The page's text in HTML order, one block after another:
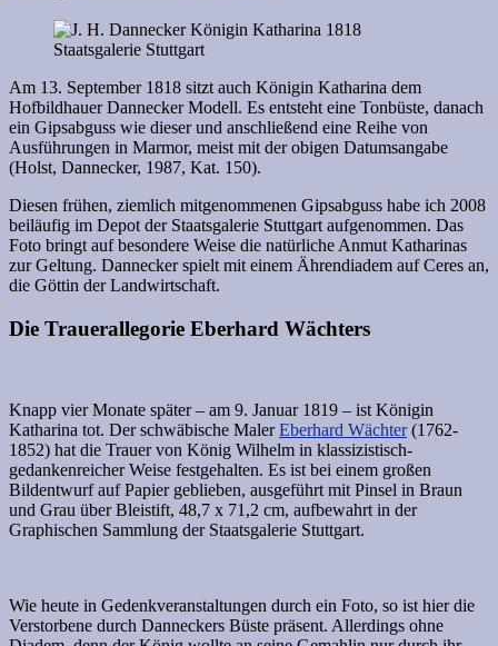
Am 13. September 1818 sitzt auch Königin Katharina dem
Hofbildhauer Dannecker Modell. Es entsteht eine Tonbüste, danach
ein Gipsabguss wie dieser und anschließend eine Reihe von
Ausführungen in Marmor, meist mit der obigen Datumsangabe
(Holst, Dannecker, 1987, Kat. 150).
Diesen frühen, ziemlich mitgenommenen Gipsabguss habe ich 2008
beiläufig im Depot der Staatsgalerie Stuttgart aufgenommen. Das
Foto bringt auf besondere Weise die natürliche Anmut Katharinas
zur Geltung. Dannecker spielt mit einem Ährendiadem auf Ceres an,
die Göttin der Landwirtschaft.
Die Trauerallegorie Eberhard Wächters
Knapp vier Monate später – am 9. Januar 1819 – ist Königin
Katharina tot. Der schwäbische MalerEberhard Wächter(1762-
1852) hat die Trauer von König Wilhelm in klassizistisch-
gedankenreicher Weise festgehalten. Es ist bei einem großen
Bildentwurf auf Papier geblieben, ausgeführt mit Pinsel in Braun
und Grau über Bleistift, 48,7 x 71,2 cm, aufbewahrt in der
Graphischen Sammlung der Staatsgalerie Stuttgart.
Wie heute in Gedenkveranstaltungen durch ein Foto, so ist hier die
Verstorbene durch Danneckers Büste präsent. Allerdings ohne